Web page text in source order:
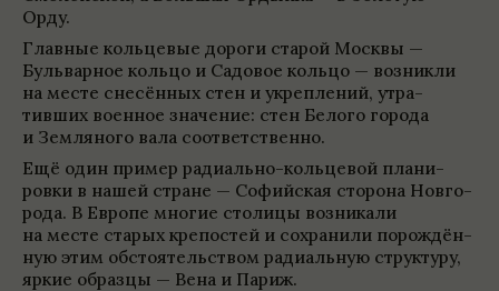
Орду.
Глав­ные кольце­вые дороги ста­рой Москвы —
Буль­вар­ное кольцо и Садо­вое кольцо — воз­никли
на месте сне­сён­ных стен и укреп­ле­ний, утра­
тивших воен­ное зна­че­ние: стен Белого города
и Зем­ля­ного вала соот­вет­ственно.
Ещё один при­мер ради­ально-кольце­вой пла­ни­
ровки в нашей стране — Софий­ская сто­рона Новго­
рода. В Европе многие сто­лицы воз­ни­кали
на месте ста­рых крепо­стей и сохра­нили порож­дён­
ную этим обсто­я­тельством ради­аль­ную струк­туру,
яркие образцы — Вена и Париж.